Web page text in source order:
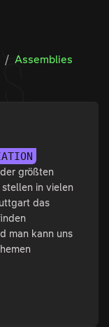
Assemblies
größten
in vielen
das
man kann uns